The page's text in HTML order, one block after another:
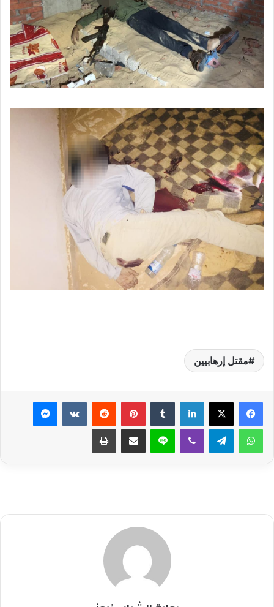
مقتل إرهابيين
لينكدإن بينتيريست ماسنجر
واتساب تيلقرام ڤايبر لاين مشاركة عبر البريد طباعة